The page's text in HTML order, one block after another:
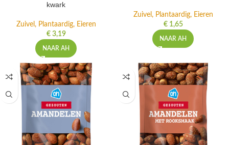
kwark
Zuivel, Plantaardig, Eieren
€3,19
NAAR AH
Zuivel, Plantaardig, Eieren
€1,65
NAAR AH